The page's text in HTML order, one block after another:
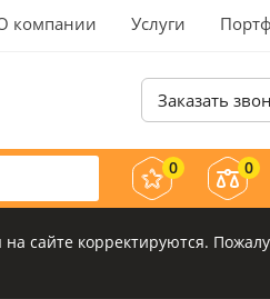
компании Услуги
Заказать
0 0
сайте корректируются.